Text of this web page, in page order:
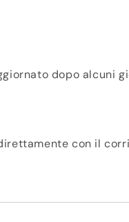
dopo alcuni
con il